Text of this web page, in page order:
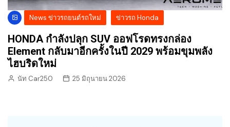
News ข่าวรถยนต์รถใหม่ ข่าวรถ Honda
HONDA กำลังปลุก SUV ออฟโรดทรงกล่อง
Element กลับมาอีกครั้งในปี 2029 พร้อมขุมพลัง
ไฮบริดใหม่
นัท Car250 25 มิถุนายน 2026